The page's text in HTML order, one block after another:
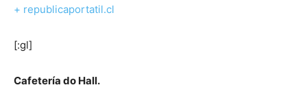
+ republicaportatil.cl
[:gl]
Cafetería do Hall.